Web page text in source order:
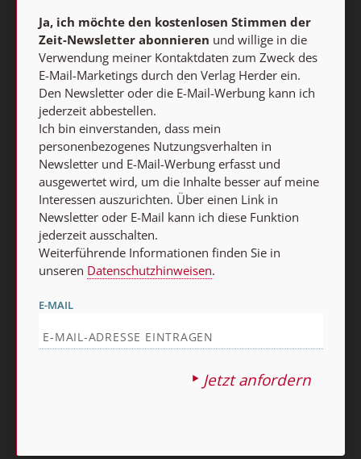
Vertrag widerrufen
Abo online kündigen
Nach oben
Ja, ich möchte den kostenlosen Stimmen der
Zeit-Newsletter abonnieren und willige in die
Verwendung meiner Kontaktdaten zum Zweck des
E-Mail-Marketings durch den Verlag Herder ein.
Den Newsletter oder die E-Mail-Werbung kann ich
jederzeit abbestellen.
Ich bin einverstanden, dass mein
personenbezogenes Nutzungsverhalten in
Newsletter und E-Mail-Werbung erfasst und
ausgewertet wird, um die Inhalte besser auf meine
Interessen auszurichten. Über einen Link in
Newsletter oder E-Mail kann ich diese Funktion
jederzeit ausschalten.
Weiterführende Informationen finden Sie in
unseren Datenschutzhinweisen.
E-MAIL
Jetzt anfordern